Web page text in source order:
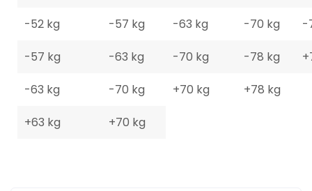
-52 kg -57 kg -63 kg -70 kg -
-57 kg -63 kg -70 kg -78 kg
-63 kg -70 kg +70 kg +78 kg
+63 kg +70 kg